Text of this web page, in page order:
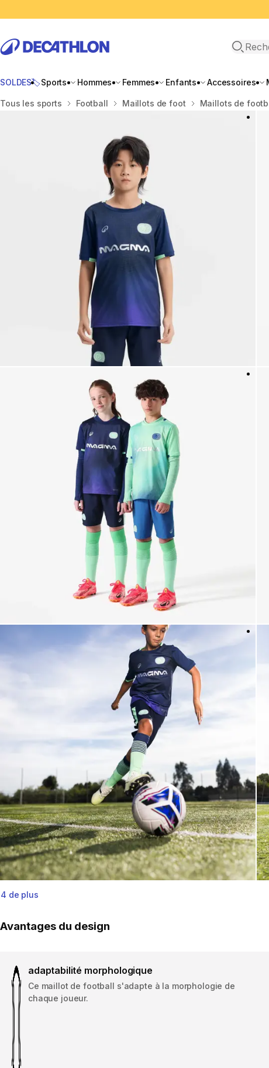
SOLDES🏷️Sports Hommes Femmes Enfants Accessoires
Accueil
Tous les sports Football Maillots de foot Maillots de
4 de plus
Avantages du design
adaptabilité morphologique
Ce maillot de football s'adapte à la morphologie de
chaque joueur.